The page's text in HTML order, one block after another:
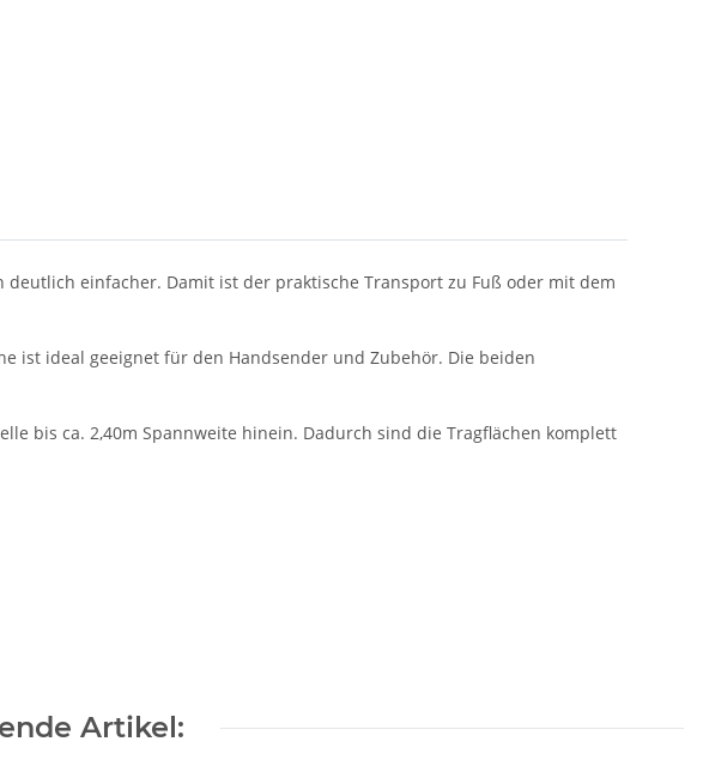
einfacher. Damit ist der praktische Transport zu Fuß oder mit dem
ist ideal geeignet für den Handsender und Zubehör. Die beiden
bis ca. 2,40m Spannweite hinein. Dadurch sind die Tragflächen komplett
Artikel: